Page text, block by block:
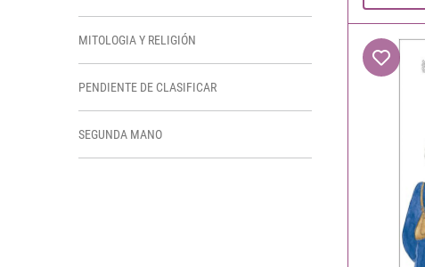
MITOLOGIA Y RELIGIÓN
PENDIENTE DE CLASIFICAR
SEGUNDA MANO